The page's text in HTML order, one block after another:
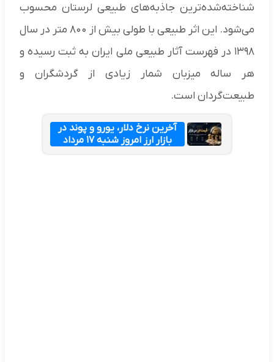
شناخته‌شده‌ترین جاذبه‌های طبیعی لرستان محسوب
می‌شود. این اثر طبیعی با طولی بیش از ۸۰۰ متر در سال
۱۳۹۸ در فهرست آثار طبیعی ملی ایران به ثبت رسیده و
هر ساله میزبان شمار زیادی از گردشگران و
طبیعت‌گردان است.
آخرین نرخ دلار، یورو و پوند در
بازار ارز امروز شنبه ۱۷ مرداد